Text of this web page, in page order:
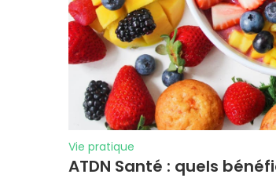
Vie pratique
ATDN Santé : quels